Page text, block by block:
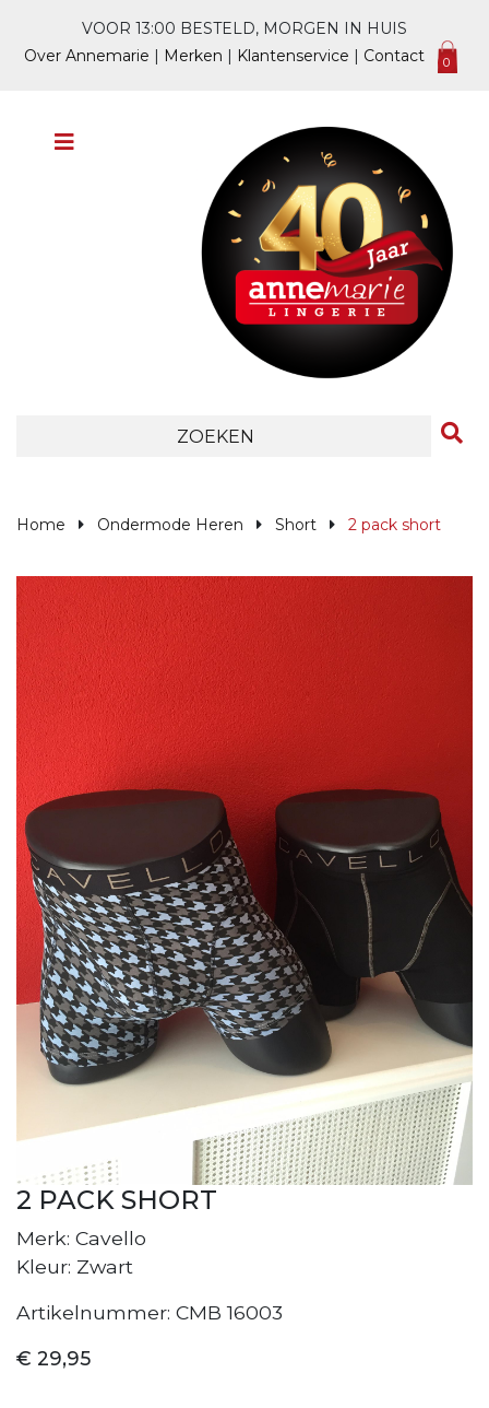
VOOR 13:00 BESTELD, MORGEN IN HUIS
Over Annemarie | Merken | Klantenservice | Contact 0
Home Ondermode Heren Short 2 pack short
2 PACK SHORT
Merk: Cavello
Kleur: Zwart
Artikelnummer: CMB 16003
€ 29,95